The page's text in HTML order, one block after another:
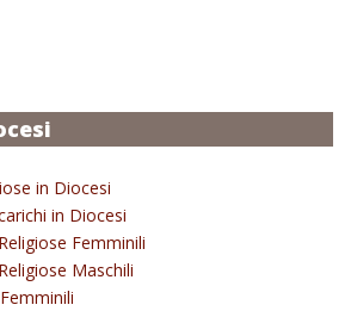
in Diocesi
in Diocesi
Femminili
Maschili